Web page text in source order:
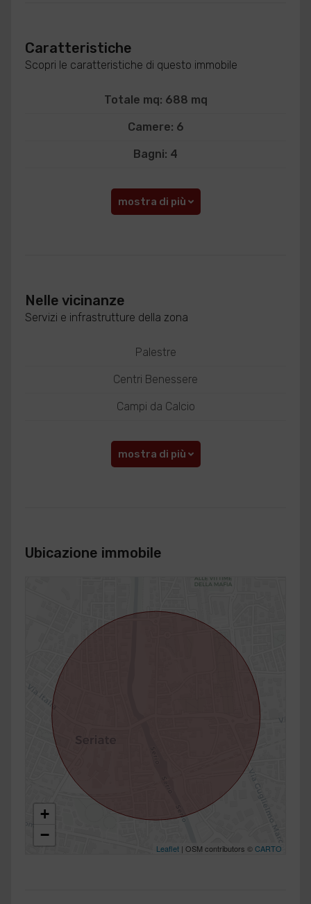
Caratteristiche
Scopri le caratteristiche di questo immobile
Totale mq: 688 mq
Camere: 6
Bagni: 4
mostra di più
Nelle vicinanze
Servizi e infrastrutture della zona
Palestre
Centri Benessere
Campi da Calcio
mostra di più
Ubicazione immobile
+
−
Leaflet | OSM contributors ©CARTO